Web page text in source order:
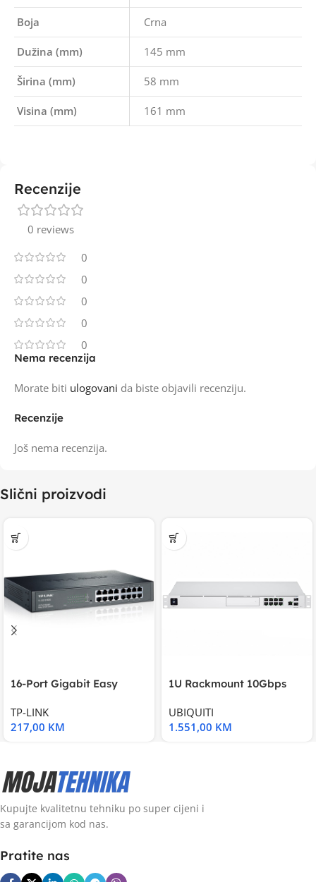
Boja Crna
Dužina (mm) 145 mm
Širina (mm) 58 mm
Visina (mm) 161 mm
Recenzije
0 reviews
0
0
0
0
0
Recenzije
Još nema recenzija.
Nema recenzija
Morate biti ulogovani da biste objavili recenziju.
Slični proizvodi
16-Port Gigabit Easy
TP-LINK
217,00 KM
1U Rackmount 10Gbps
UBIQUITI
1.551,00 KM
Kupujte kvalitetnu tehniku po super cijeni i
sa garancijom kod nas.
Pratite nas